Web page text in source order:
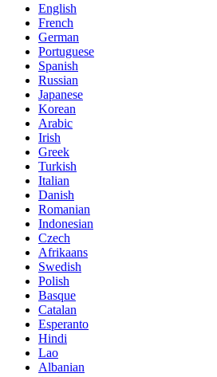
English
French
German
Portuguese
Spanish
Russian
Japanese
Korean
Arabic
Irish
Greek
Turkish
Italian
Danish
Romanian
Indonesian
Czech
Afrikaans
Swedish
Polish
Basque
Catalan
Esperanto
Hindi
Lao
Albanian